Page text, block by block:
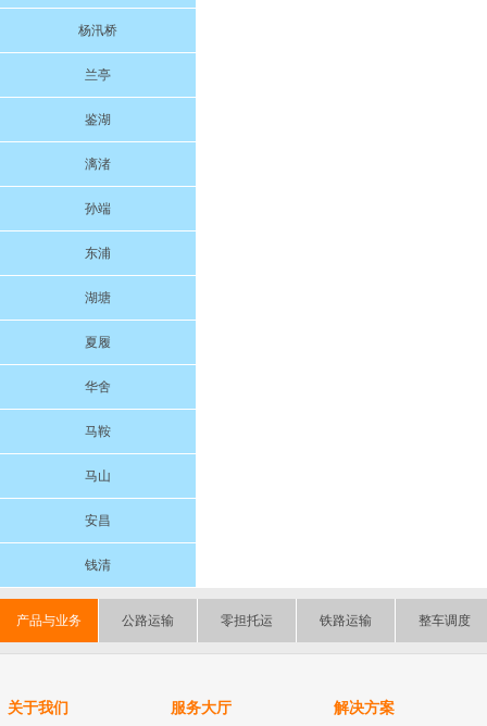
杨汛桥
兰亭
鉴湖
漓渚
孙端
东浦
湖塘
夏履
华舍
马鞍
马山
安昌
钱清
产品与业务 公路运输 零担托运 铁路运输 整车调度
关于我们 服务大厅 解决方案